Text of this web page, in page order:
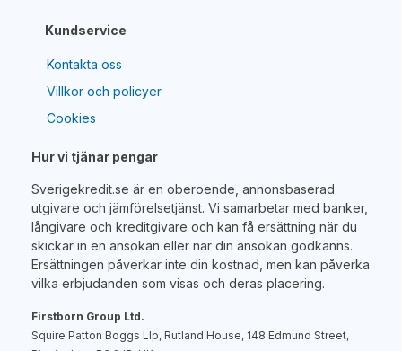
Kundservice
Kontakta oss
Villkor och policyer
Cookies
Hur vi tjänar pengar
Sverigekredit.se är en oberoende, annonsbaserad
utgivare och jämförelsetjänst. Vi samarbetar med banker,
långivare och kreditgivare och kan få ersättning när du
skickar in en ansökan eller när din ansökan godkänns.
Ersättningen påverkar inte din kostnad, men kan påverka
vilka erbjudanden som visas och deras placering.
Firstborn Group Ltd.
Squire Patton Boggs Llp, Rutland House, 148 Edmund Street,